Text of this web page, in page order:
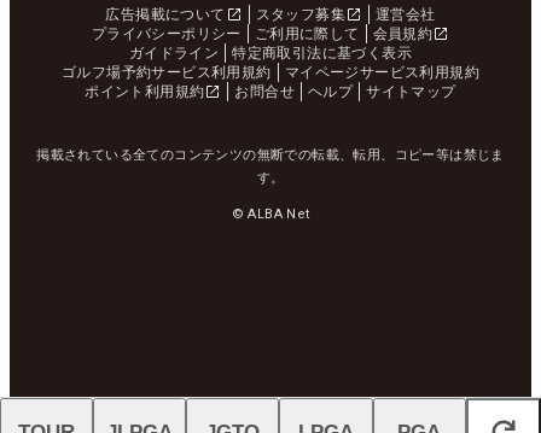
広告掲載について スタッフ募集
運営会社
プライバシーポリシー
ご利用に際して
会員規約
ガイドライン
特定商取引法に基づく表示
ゴルフ場予約サービス利用規約
マイページサービス利用規約
ポイント利用規約
お問合せ ヘルプ サイトマップ
掲載されている全てのコンテンツの無断での転載、転用、コピー等は禁じま
す。
© ALBA Net